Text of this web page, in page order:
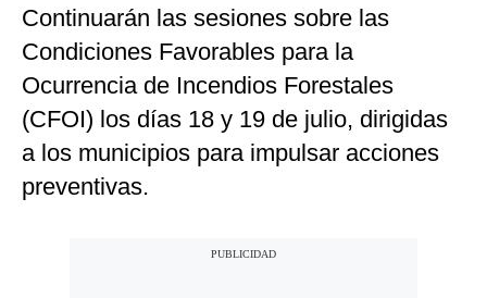
Continuarán las sesiones sobre las
Condiciones Favorables para la
Ocurrencia de Incendios Forestales
(CFOI) los días 18 y 19 de julio, dirigidas
a los municipios para impulsar acciones
preventivas.